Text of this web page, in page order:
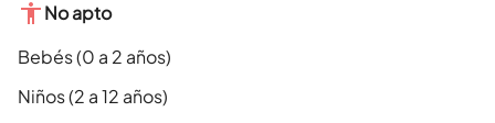
No apto
Bebés (0 a 2 años)
Niños (2 a 12 años)